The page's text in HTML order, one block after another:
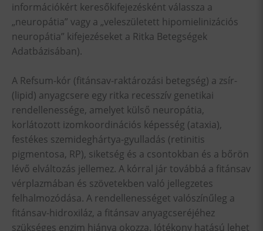
információkért keresőkifejezésként válassza a
„neuropátia” vagy a „veleszületett hipomielinizációs
neuropátia” kifejezéseket a Ritka Betegségek
Adatbázisában).
A Refsum-kór (fitánsav-raktározási betegség) a zsír-
(lipid) anyagcsere egy ritka recesszív genetikai
rendellenessége, amelyet külső neuropátia,
korlátozott izomkoordinációs képesség (ataxia),
festékes szemideghártya-gyulladás (retinitis
pigmentosa, RP), siketség és a csontokban és a bőrön
lévő elváltozás jellemez. A kórral jár továbbá a fitánsav
vérplazmában és szövetekben való jellegzetes
felhalmozódása. A rendellenességet valószínűleg a
fitánsav-hidroxiláz, a fitánsav anyagcseréjéhez
szükséges enzim hiánya okozza. Jótékony hatású lehet